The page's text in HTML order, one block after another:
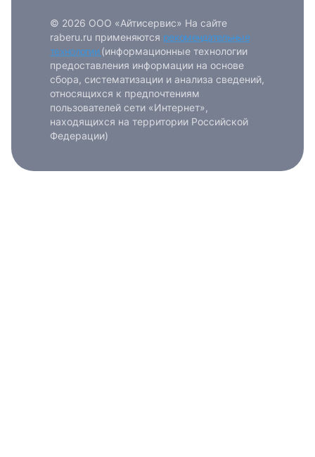
© 2026 ООО «Айтисервис» На сайте
raberu.ru применяются рекомендательные
технологии (информационные технологии
предоставления информации на основе
сбора, систематизации и анализа сведений,
относящихся к предпочтениям
пользователей сети «Интернет»,
находящихся на территории Российской
Федерации)